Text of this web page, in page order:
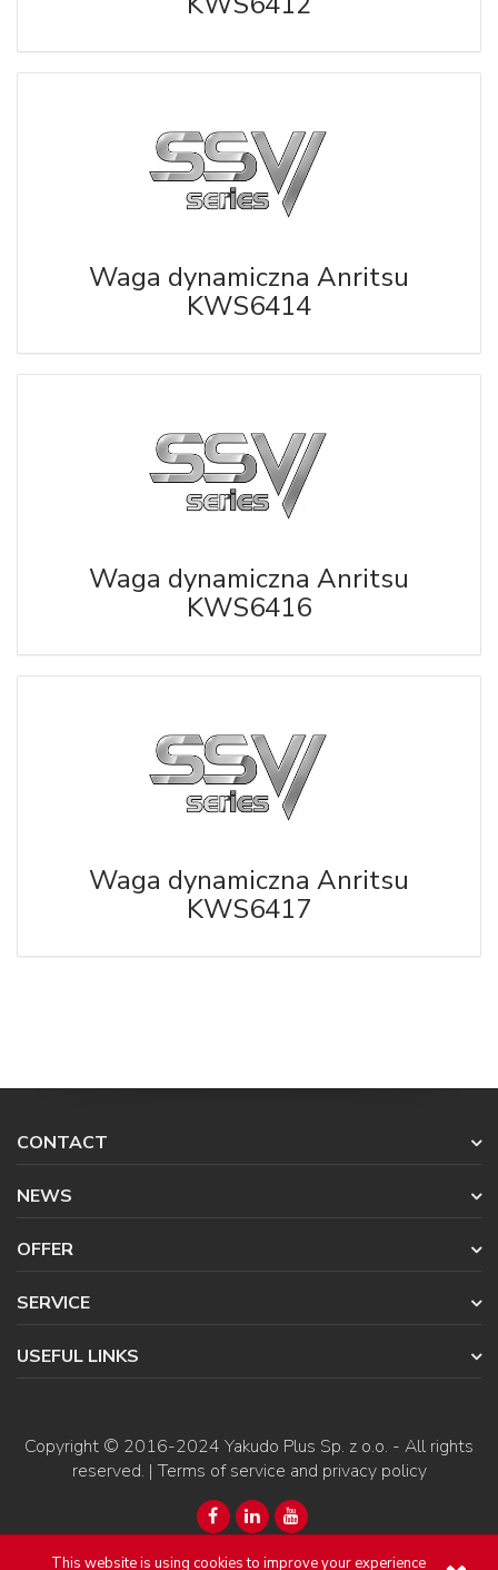
Waga dynamiczna Anritsu
KWS6414
Waga dynamiczna Anritsu
KWS6416
Waga dynamiczna Anritsu
KWS6417
This website is using cookies to improve your experience
CONTACT
NEWS
OFFER
SERVICE
USEFUL LINKS
Copyright © 2016-2024 Yakudo Plus Sp. z o.o. - All rights
reserved. |Terms of service and privacy policy